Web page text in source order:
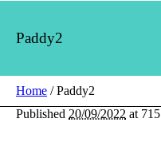
Paddy2
Home /Paddy2
Published 20/09/2022 at